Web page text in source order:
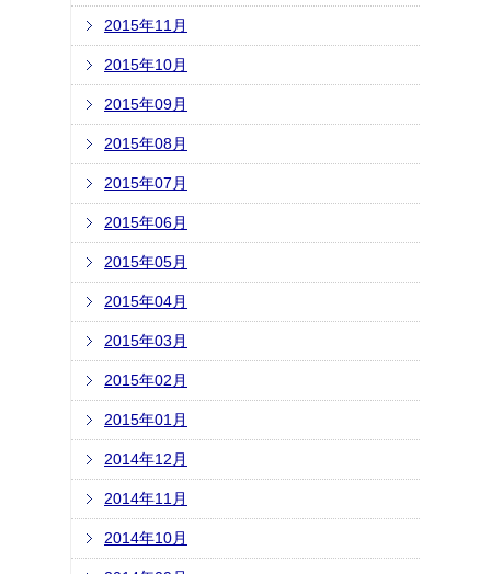
2015年11月
2015年10月
2015年09月
2015年08月
2015年07月
2015年06月
2015年05月
2015年04月
2015年03月
2015年02月
2015年01月
2014年12月
2014年11月
2014年10月